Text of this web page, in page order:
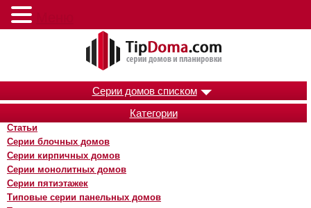
Серии домов списком
Категории
Статьи
Серии блочных домов
Серии кирпичных домов
Серии монолитных домов
Серии пятиэтажек
Типовые серии панельных домов